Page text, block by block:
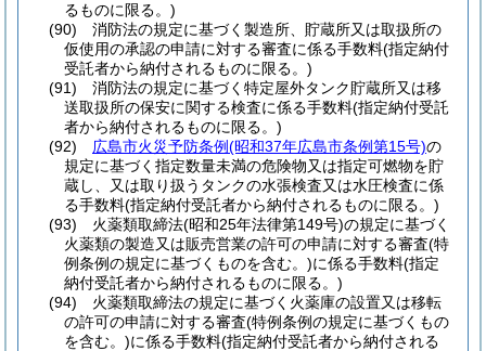
るものに限る。)
(90)
消防法の規定に基づく製造所、貯蔵所又は取扱所の
仮使用の承認の申請に対する審査に係る手数料(指定納付
受託者から納付されるものに限る。)
(91)
消防法の規定に基づく特定屋外タンク貯蔵所又は移
送取扱所の保安に関する検査に係る手数料(指定納付受託
者から納付されるものに限る。)
(92)
広島市火災予防条例(昭和37年広島市条例第15号)の
規定に基づく指定数量未満の危険物又は指定可燃物を貯
蔵し、又は取り扱うタンクの水張検査又は水圧検査に係
る手数料(指定納付受託者から納付されるものに限る。)
(93)
火薬類取締法(昭和25年法律第149号)の規定に基づく
火薬類の製造又は販売営業の許可の申請に対する審査(特
例条例の規定に基づくものを含む。)に係る手数料(指定
納付受託者から納付されるものに限る。)
(94)
火薬類取締法の規定に基づく火薬庫の設置又は移転
の許可の申請に対する審査(特例条例の規定に基づくもの
を含む。)に係る手数料(指定納付受託者から納付される